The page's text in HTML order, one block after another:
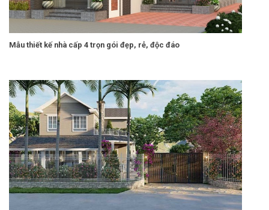
Mẫu thiết kế nhà cấp 4 trọn gói đẹp, rẻ, độc đáo